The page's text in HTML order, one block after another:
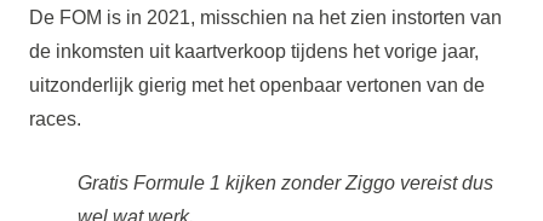
De FOM is in 2021, misschien na het zien instorten van
de inkomsten uit kaartverkoop tijdens het vorige jaar,
uitzonderlijk gierig met het openbaar vertonen van de
races.
Gratis Formule 1 kijken zonder Ziggo vereist dus